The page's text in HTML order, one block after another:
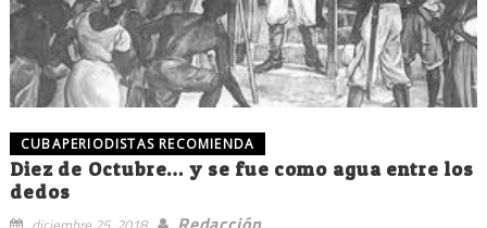
CUBAPERIODISTAS RECOMIENDA
Diez de Octubre… y se fue como agua entre los
dedos